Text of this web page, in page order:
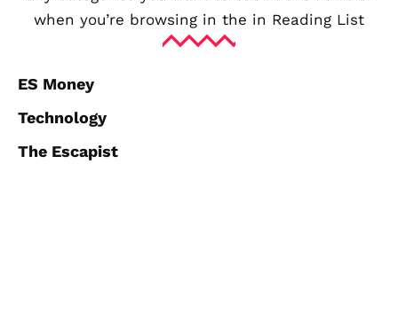
when you’re browsing in the in Reading List
ES Money
Technology
The Escapist